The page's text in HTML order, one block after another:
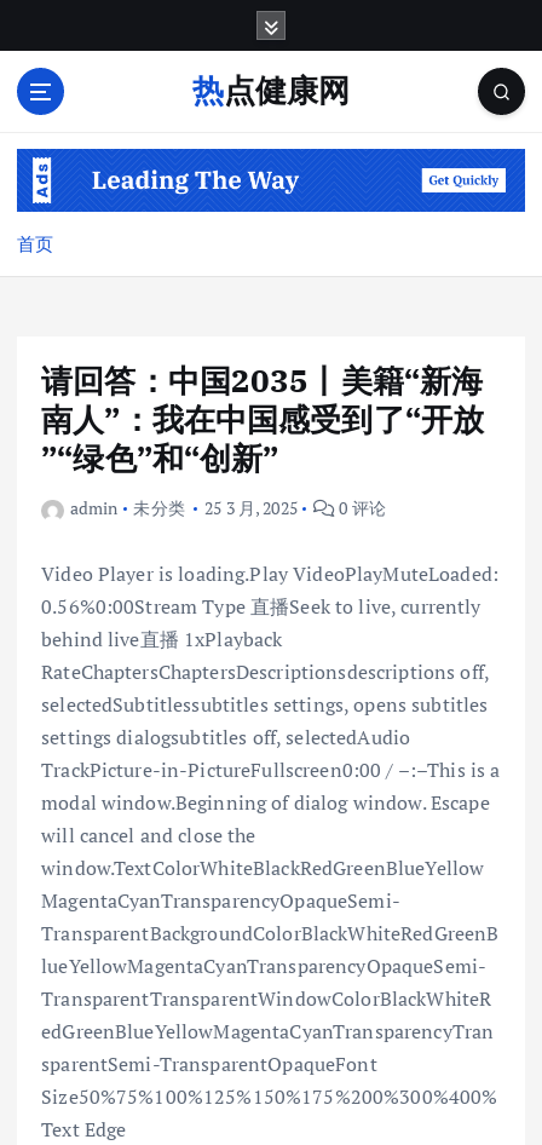
热点健康网
首页
请回答：中国2035丨美籍“新海
南人”：我在中国感受到了“开放
”“绿色”和“创新”
admin 未分类 25 3 月, 2025 0 评论
Video Player is loading.Play VideoPlayMuteLoaded:
0.56%0:00Stream Type 直播Seek to live, currently
behind live直播 1xPlayback
RateChaptersChaptersDescriptionsdescriptions off,
selectedSubtitlessubtitles settings, opens subtitles
settings dialogsubtitles off, selectedAudio
TrackPicture-in-PictureFullscreen0:00 / –:–This is a
modal window.Beginning of dialog window. Escape
will cancel and close the
window.TextColorWhiteBlackRedGreenBlueYellow
MagentaCyanTransparencyOpaqueSemi-
TransparentBackgroundColorBlackWhiteRedGreenB
lueYellowMagentaCyanTransparencyOpaqueSemi-
TransparentTransparentWindowColorBlackWhiteR
edGreenBlueYellowMagentaCyanTransparencyTran
sparentSemi-TransparentOpaqueFont
Size50%75%100%125%150%175%200%300%400%
Text Edge